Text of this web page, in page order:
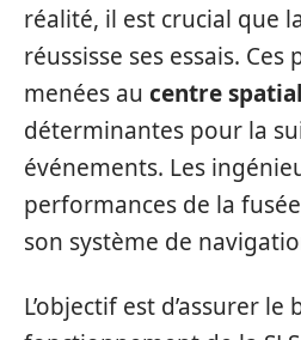
réalité, il est crucial que
réussisse ses essais. Ces
menées au centre
déterminantes pour la
événements. Les
performances de la
son système de
L’objectif est d’assurer le